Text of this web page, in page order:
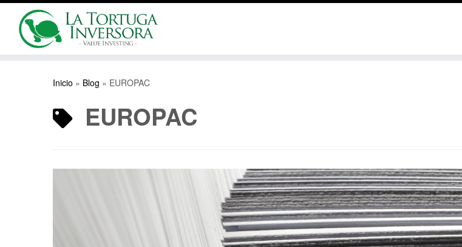
Inicio » Blog » EUROPAC
EUROPAC